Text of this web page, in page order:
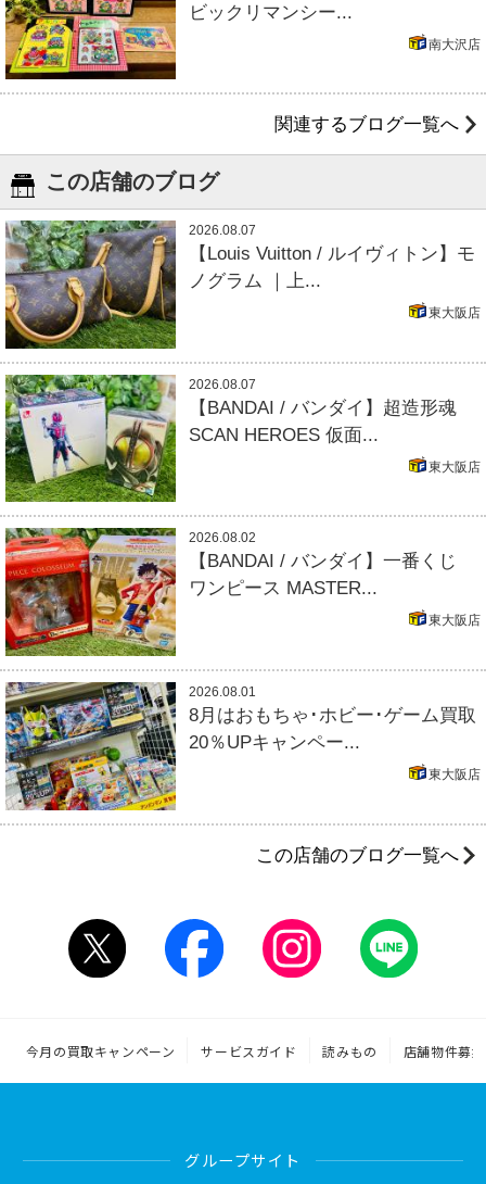
ビックリマンシー...
南大沢店
関連するブログ一覧へ
この店舗のブログ
2026.08.07
【Louis Vuitton / ルイヴィトン】モ
ノグラム ｜上...
東大阪店
2026.08.07
【BANDAI / バンダイ】超造形魂
SCAN HEROES 仮面...
東大阪店
2026.08.02
【BANDAI / バンダイ】一番くじ
ワンピース MASTER...
東大阪店
2026.08.01
8月はおもちゃ･ホビー･ゲーム買取
20％UPキャンペー...
東大阪店
この店舗のブログ一覧へ
今月の買取キャンペーン サービスガイド 読みもの 店舗物件募集
グループサイト